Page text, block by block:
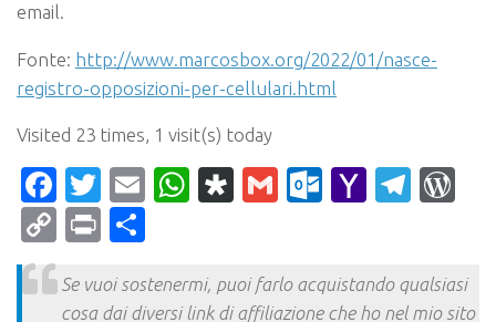
email.
Fonte: http://www.marcosbox.org/2022/01/nasce-
registro-opposizioni-per-cellulari.html
Visited 23 times, 1 visit(s) today
Facebook
Twitter
EmailWhatsApp
Diaspora
Gmail Yahoo
CopyPrint
Se vuoi sostenermi, puoi farlo acquistando qualsiasi
cosa dai diversi link di affiliazione che ho nel mio sito